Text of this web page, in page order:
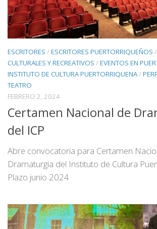
ESCRITORES /ESCRITORES PUERTORRIQUEÑOS /
CULTURALES Y RECREATIVOS /EVENTOS EN
INSTITUTO DE CULTURA PUERTORRIQUENA/
TEATRO
FEBRERO 2, 2024
Certamen Nacional de
del ICP
Abre convocatoria para Certamen
Dramaturgia del Instituto de Cultura
Plazo junio 2024